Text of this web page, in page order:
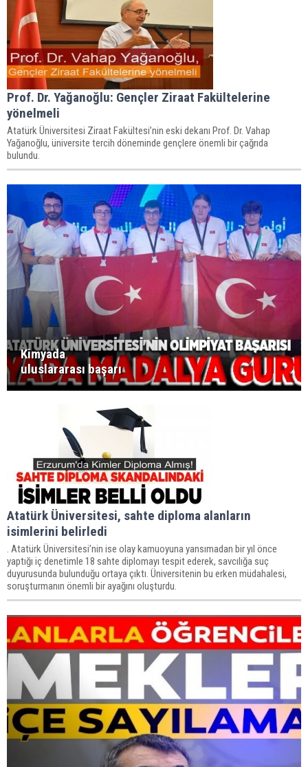
Prof. Dr. Yağanoğlu: Gençler Ziraat Fakültelerine
yönelmeli
Atatürk Üniversitesi Ziraat Fakültesi’nin eski dekanı Prof. Dr. Vahap
Yağanoğlu, üniversite tercih döneminde gençlere önemli bir çağrıda
bulundu.
Kimyada
uluslararası başarı
Atatürk Üniversitesi, sahte diploma alanların
isimlerini belirledi
. Atatürk Üniversitesi’nin ise olay kamuoyuna yansımadan bir yıl önce
yaptığı iç denetimle 18 sahte diplomayı tespit ederek, savcılığa suç
duyurusunda bulunduğu ortaya çıktı. Üniversitenin bu erken müdahalesi,
soruşturmanın önemli bir ayağını oluşturdu.